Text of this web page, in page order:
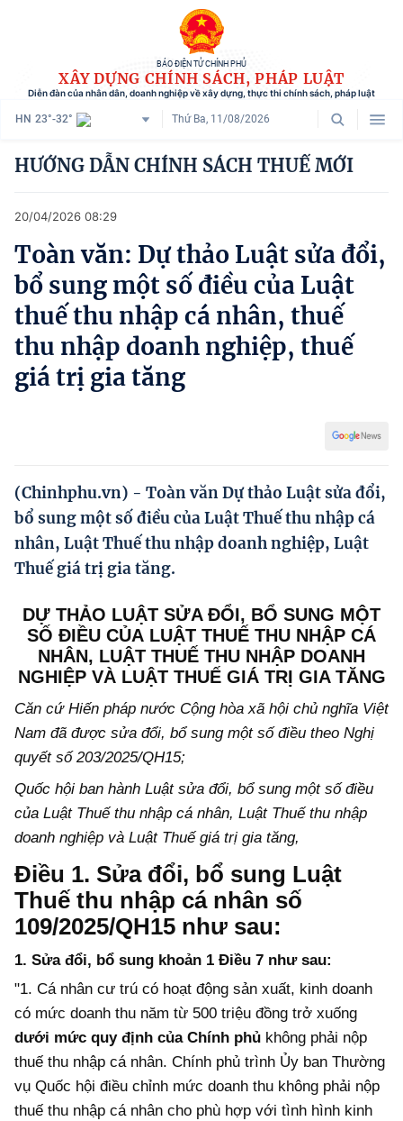
BÁO ĐIỆN TỬ CHÍNH PHỦ
XÂY DỰNG CHÍNH SÁCH, PHÁP LUẬT
Diễn đàn của nhân dân, doanh nghiệp về xây dựng, thực thi chính sách, pháp luật
HN 23°-32° Thứ Ba, 11/08/2026
Danh mục
Tham vấn chính sách
Người dân góp ý
Doanh nghiệp hiến kế
Chính sách và cuộc sống
Ocop và chuỗi giá trị Nông sản
Kinh tế tư nhân
Doanh nghiệp dân tộc
Video
Photo
HƯỚNG DẪN CHÍNH SÁCH THUẾ MỚI
20/04/2026 08:29
Toàn văn: Dự thảo Luật sửa đổi,
bổ sung một số điều của Luật
thuế thu nhập cá nhân, thuế
thu nhập doanh nghiệp, thuế
giá trị gia tăng
(Chinhphu.vn) - Toàn văn Dự thảo Luật sửa đổi,
bổ sung một số điều của Luật Thuế thu nhập cá
nhân, Luật Thuế thu nhập doanh nghiệp, Luật
Thuế giá trị gia tăng.
DỰ THẢO LUẬT SỬA ĐỔI, BỔ SUNG MỘT
SỐ ĐIỀU CỦA LUẬT THUẾ THU NHẬP CÁ
NHÂN, LUẬT THUẾ THU NHẬP DOANH
NGHIỆP VÀ LUẬT THUẾ GIÁ TRỊ GIA TĂNG
Căn cứ Hiến pháp nước Cộng hòa xã hội chủ nghĩa Việt
Nam đã được sửa đổi, bổ sung một số điều theo Nghị
quyết số 203/2025/QH15;
Quốc hội ban hành Luật sửa đổi, bổ sung một số điều
của Luật Thuế thu nhập cá nhân, Luật Thuế thu nhập
doanh nghiệp và Luật Thuế giá trị gia tăng,
Điều 1. Sửa đổi, bổ sung Luật
Thuế thu nhập cá nhân số
109/2025/QH15 như sau:
1. Sửa đổi, bổ sung khoản 1 Điều 7 như sau:
"1. Cá nhân cư trú có hoạt động sản xuất, kinh doanh
có mức doanh thu năm từ 500 triệu đồng trở xuống
dưới mức quy định của Chính phủ không phải nộp
thuế thu nhập cá nhân. Chính phủ trình Ủy ban Thường
vụ Quốc hội điều chỉnh mức doanh thu không phải nộp
thuế thu nhập cá nhân cho phù hợp với tình hình kinh